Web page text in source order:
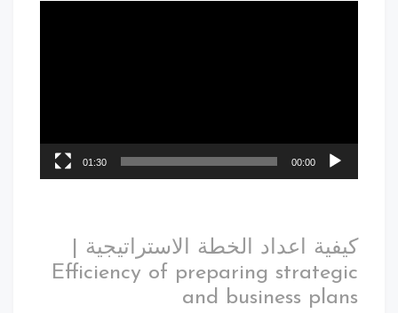
00:00
01:30
كيفية اعداد الخطة الاستراتيجية |
Efficiency of preparing strategic
and business plans